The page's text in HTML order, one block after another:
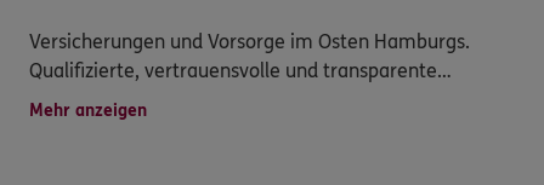
Versicherungen und Vorsorge im Osten Hamburgs.
Qualifizierte, vertrauensvolle und transparente
Dienstleistungen, attraktive Versicherungsprodukte,
Mehr anzeigen